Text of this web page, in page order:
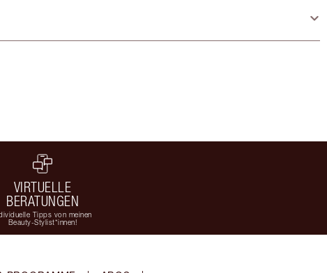
VIRTUELLE
BERATUNGEN
Tipps von meinen
Beauty-Stylist*innen!